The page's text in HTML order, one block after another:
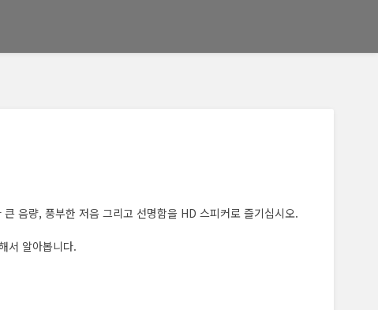
음량, 풍부한 저음 그리고 선명함을 HD 스피커로 즐기십시오.
서 알아봅니다.